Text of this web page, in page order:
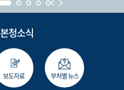
본청소식
보도자료 부처별 뉴스